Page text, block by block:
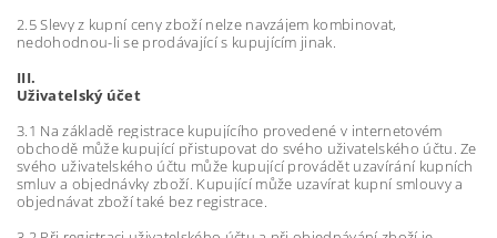
2.5 Slevy z kupní ceny zboží nelze navzájem kombinovat,
nedohodnou-li se prodávající s kupujícím jinak.
III.
Uživatelský účet
3.1 Na základě registrace kupujícího provedené v internetovém
obchodě může kupující přistupovat do svého uživatelského účtu. Ze
svého uživatelského účtu může kupující provádět uzavírání kupních
smluv a objednávky zboží. Kupující může uzavírat kupní smlouvy a
objednávat zboží také bez registrace.